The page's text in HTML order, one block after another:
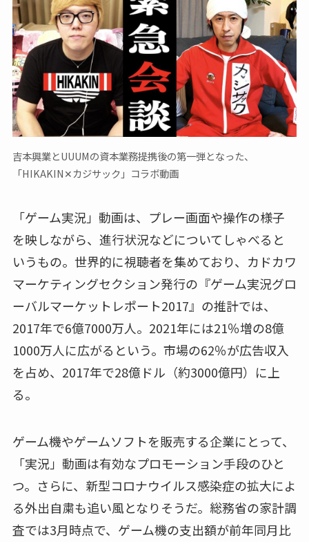
吉本興業とUUUMの資本業務提携後の第一弾となった、
「HIKAKIN✕カジサック」コラボ動画
「ゲーム実況」動画は、プレー画面や操作の様子
を映しながら、進行状況などについてしゃべると
いうもの。世界的に視聴者を集めており、カドカワ
マーケティングセクション発行の『ゲーム実況グロ
ーバルマーケットレポート2017』の推計では、
2017年で6億7000万人。2021年には21％増の8億
1000万人に広がるという。市場の62％が広告収入
を占め、2017年で28億ドル（約3000億円）に上
る。
ゲーム機やゲームソフトを販売する企業にとって、
「実況」動画は有効なプロモーション手段のひと
つ。さらに、新型コロナウイルス感染症の拡大によ
る外出自粛も追い風となりそうだ。総務省の家計調
査では3月時点で、ゲーム機の支出額が前年同月比